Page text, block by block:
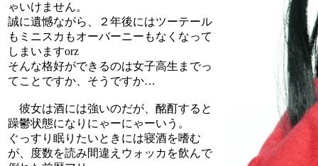
ゃいけません。
誠に遺憾ながら、２年後にはツーテール
もミニスカもオーバーニーもなくなって
しまいますorz
そんな格好ができるのは女子高生までっ
てことですか、そうですか…
彼女は酒には強いのだが、酩酊すると
躁鬱状態になりにゃーにゃーいう。
ぐっすり眠りたいときには寝酒を嗜む
が、度数を読み間違えウォッカを飲んで